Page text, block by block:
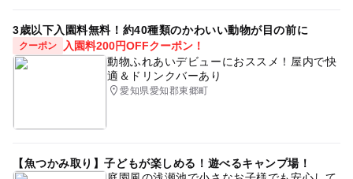
3歳以下入園料無料！約40種類のかわいい動物が目の前に
クーポン
入園料200円OFFクーポン！
動物ふれあいデビューにおススメ！屋内で快
適＆ドリンクバーあり
愛知県愛知郡東郷町
【魚つかみ取り】子どもが楽しめる！遊べるキャンプ場！